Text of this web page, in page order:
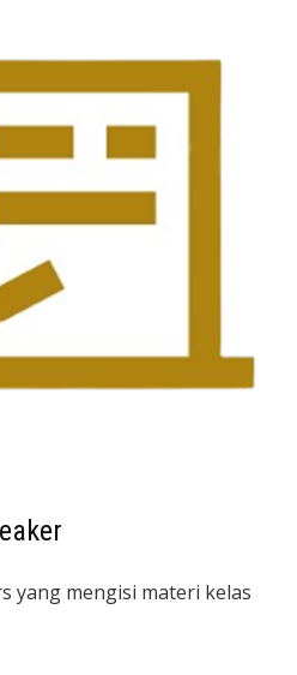
yang mengisi materi kelas